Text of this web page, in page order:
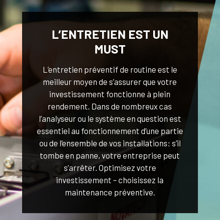
L’ENTRETIEN EST UN
MUST
L’entretien préventif de routine est le
meilleur moyen de s’assurer que votre
investissement fonctionne à plein
rendement. Dans de nombreux cas
l’analyseur ou le système en question est
essentiel au fonctionnement d’une partie
ou de l’ensemble de vos installations: s’il
tombe en panne, votre entreprise peut
s’arrêter. Optimisez votre
investissement – choisissez la
maintenance préventive.